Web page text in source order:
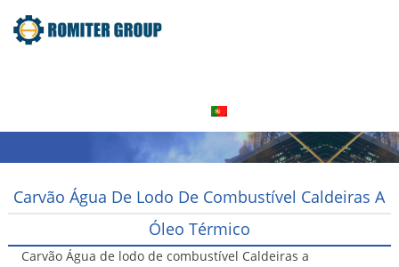
Carvão Água De Lodo De Combustível Caldeiras A
Óleo Térmico
Carvão Água de lodo de combustível Caldeiras a